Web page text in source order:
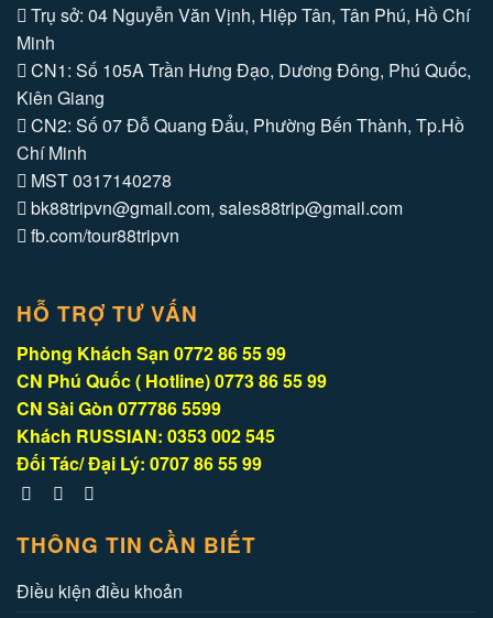
Trụ sở: 04 Nguyễn Văn Vịnh, Hiệp Tân, Tân Phú, Hồ Chí
Minh
CN1: Số 105A Trần Hưng Đạo, Dương Đông, Phú Quốc,
Kiên Giang
CN2: Số 07 Đỗ Quang Đẩu, Phường Bến Thành, Tp.Hồ
Chí Minh
MST 0317140278
bk88tripvn@gmail.com, sales88trip@gmail.com
fb.com/tour88tripvn
HỖ TRỢ TƯ VẤN
Phòng Khách Sạn 0772 86 55 99
CN Phú Quốc ( Hotline) 0773 86 55 99
CN Sài Gòn 077786 5599
Khách RUSSIAN: 0353 002 545
Đối Tác/ Đại Lý: 0707 86 55 99
THÔNG TIN CẦN BIẾT
Điều kiện điều khoản